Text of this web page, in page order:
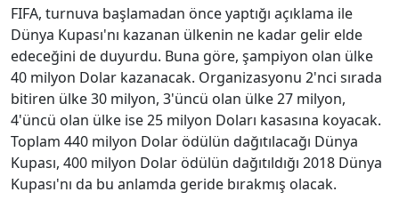
FIFA, turnuva başlamadan önce yaptığı açıklama ile
Dünya Kupası'nı kazanan ülkenin ne kadar gelir elde
edeceğini de duyurdu. Buna göre, şampiyon olan ülke
40 milyon Dolar kazanacak. Organizasyonu 2'nci sırada
bitiren ülke 30 milyon, 3'üncü olan ülke 27 milyon,
4'üncü olan ülke ise 25 milyon Doları kasasına koyacak.
Toplam 440 milyon Dolar ödülün dağıtılacağı Dünya
Kupası, 400 milyon Dolar ödülün dağıtıldığı 2018 Dünya
Kupası'nı da bu anlamda geride bırakmış olacak.